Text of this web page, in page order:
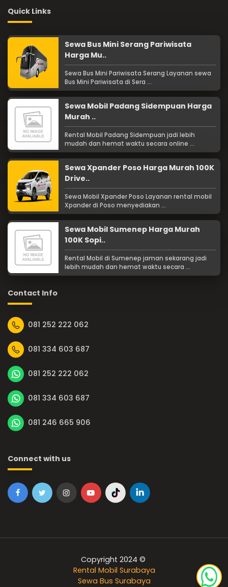
Quick Links
Sewa Bus Mini Serang Pariwisata
Harga Mu..
Sewa Bus Mini Pariwisata Serang Layanan sewa
Bus Mini Pariwisata di Sera ...
Sewa Mobil Padang Sidempuan Harga
Murah ..
Rental Mobil Padang Sidempuan jadi lebih
mudah dan hemat waktu secara online ...
Sewa Xpander Poso Harga Murah 100K
Drive..
Sewa Mobil Xpander Poso Layanan rental mobil
Xpander di Poso menyediakan ...
Sewa Mobil Sumenep Harga Murah
100K Sopi..
Rental Mobil di Sumenep jaman sekarang jadi
lebih mudah dan hemat waktu secara ...
Contact Info
081 252 222 062
081 334 603 687
081 252 222 062
081 334 603 687
081 246 665 906
Connect with us
Copyright 2024 ©
Rental Mobil Surabaya
Sewa Bus Surabaya